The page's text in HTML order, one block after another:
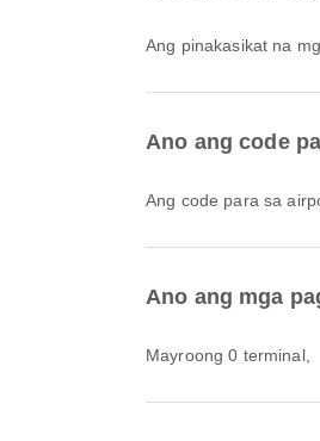
Ang pinakasikat na
Ano ang code
Ang code para sa
Ano ang mga
Mayroong 0 terminal,